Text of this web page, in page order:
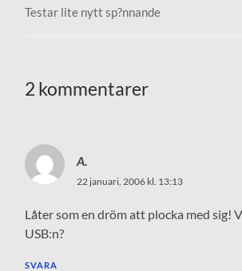
Testar lite nytt sp?nnande
2 kommentarer
A.
22 januari, 2006 kl. 13:13
Låter som en dröm att plocka med sig!
USB:n?
SVARA